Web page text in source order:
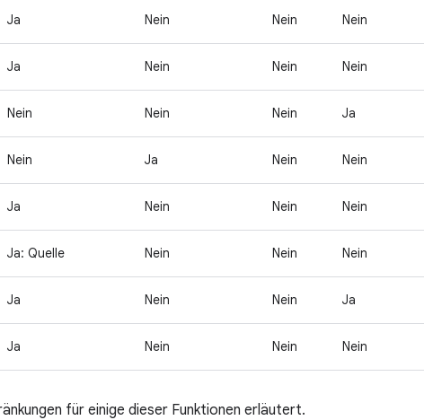
Ja Nein Nein Nein
Ja Nein Nein Nein
Nein Nein Nein Ja
Nein Ja Nein Nein
Ja Nein Nein Nein
Ja: Quelle Nein Nein Nein
Ja Nein Nein Ja
Ja Nein Nein Nein
für einige dieser Funktionen erläutert.